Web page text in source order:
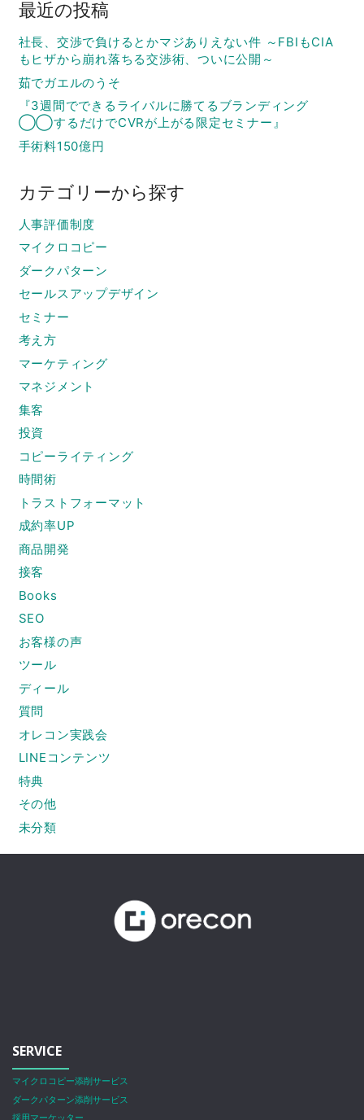
最近の投稿
社長、交渉で負けるとかマジありえない件 ～FBIもCIA
もヒザから崩れ落ちる交渉術、ついに公開～
茹でガエルのうそ
『3週間でできるライバルに勝てるブランディング
◯◯するだけでCVRが上がる限定セミナー』
手術料150億円
カテゴリーから探す
人事評価制度
マイクロコピー
ダークパターン
セールスアップデザイン
セミナー
考え方
マーケティング
マネジメント
集客
投資
コピーライティング
時間術
トラストフォーマット
成約率UP
商品開発
接客
Books
SEO
お客様の声
ツール
ディール
質問
オレコン実践会
LINEコンテンツ
特典
その他
未分類
SERVICE
マイクロコピー添削サービス
ダークパターン添削サービス